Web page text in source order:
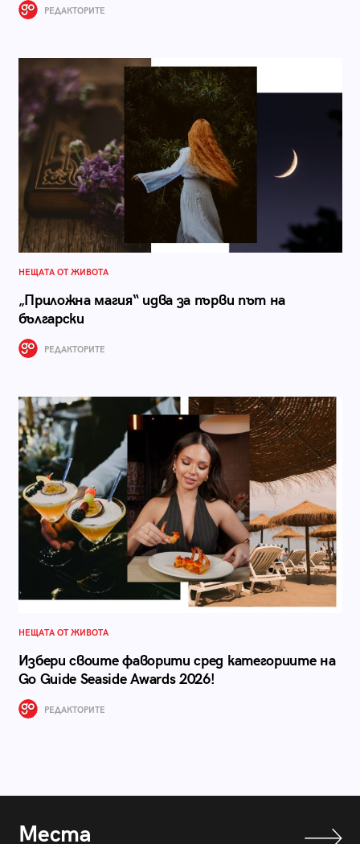
РЕДАКТОРИТЕ
НЕЩАТА ОТ ЖИВОТА
„Приложна магия“ идва за първи път на
български
РЕДАКТОРИТЕ
НЕЩАТА ОТ ЖИВОТА
Избери своите фаворити сред категориите на
Go Guide Seaside Awards 2026!
РЕДАКТОРИТЕ
Места